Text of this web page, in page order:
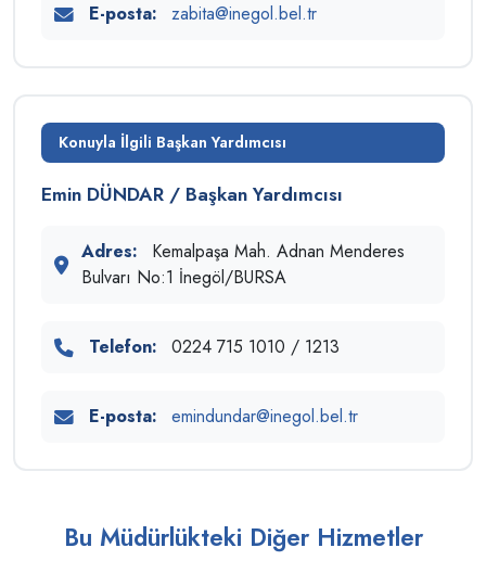
E-posta: zabita@inegol.bel.tr
Konuyla İlgili Başkan Yardımcısı
Emin DÜNDAR / Başkan Yardımcısı
Adres:
Kemalpaşa Mah. Adnan Menderes
Bulvarı No:1 İnegöl/BURSA
Telefon: 0224 715 1010 / 1213
E-posta: emindundar@inegol.bel.tr
Bu Müdürlükteki Diğer Hizmetler